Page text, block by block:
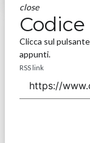
close
Codice
Clicca sul
appunti.
RSS link